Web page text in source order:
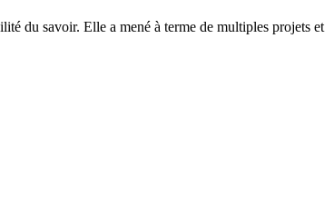
du savoir. Elle a mené à terme de multiples projets et